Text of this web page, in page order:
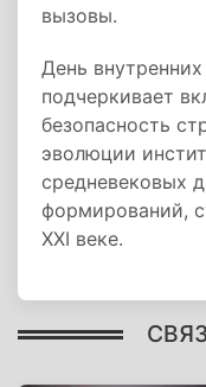
вызовы.
День
подчеркивает
безопасность
эволюции
средневековых
формирований,
XXI веке.